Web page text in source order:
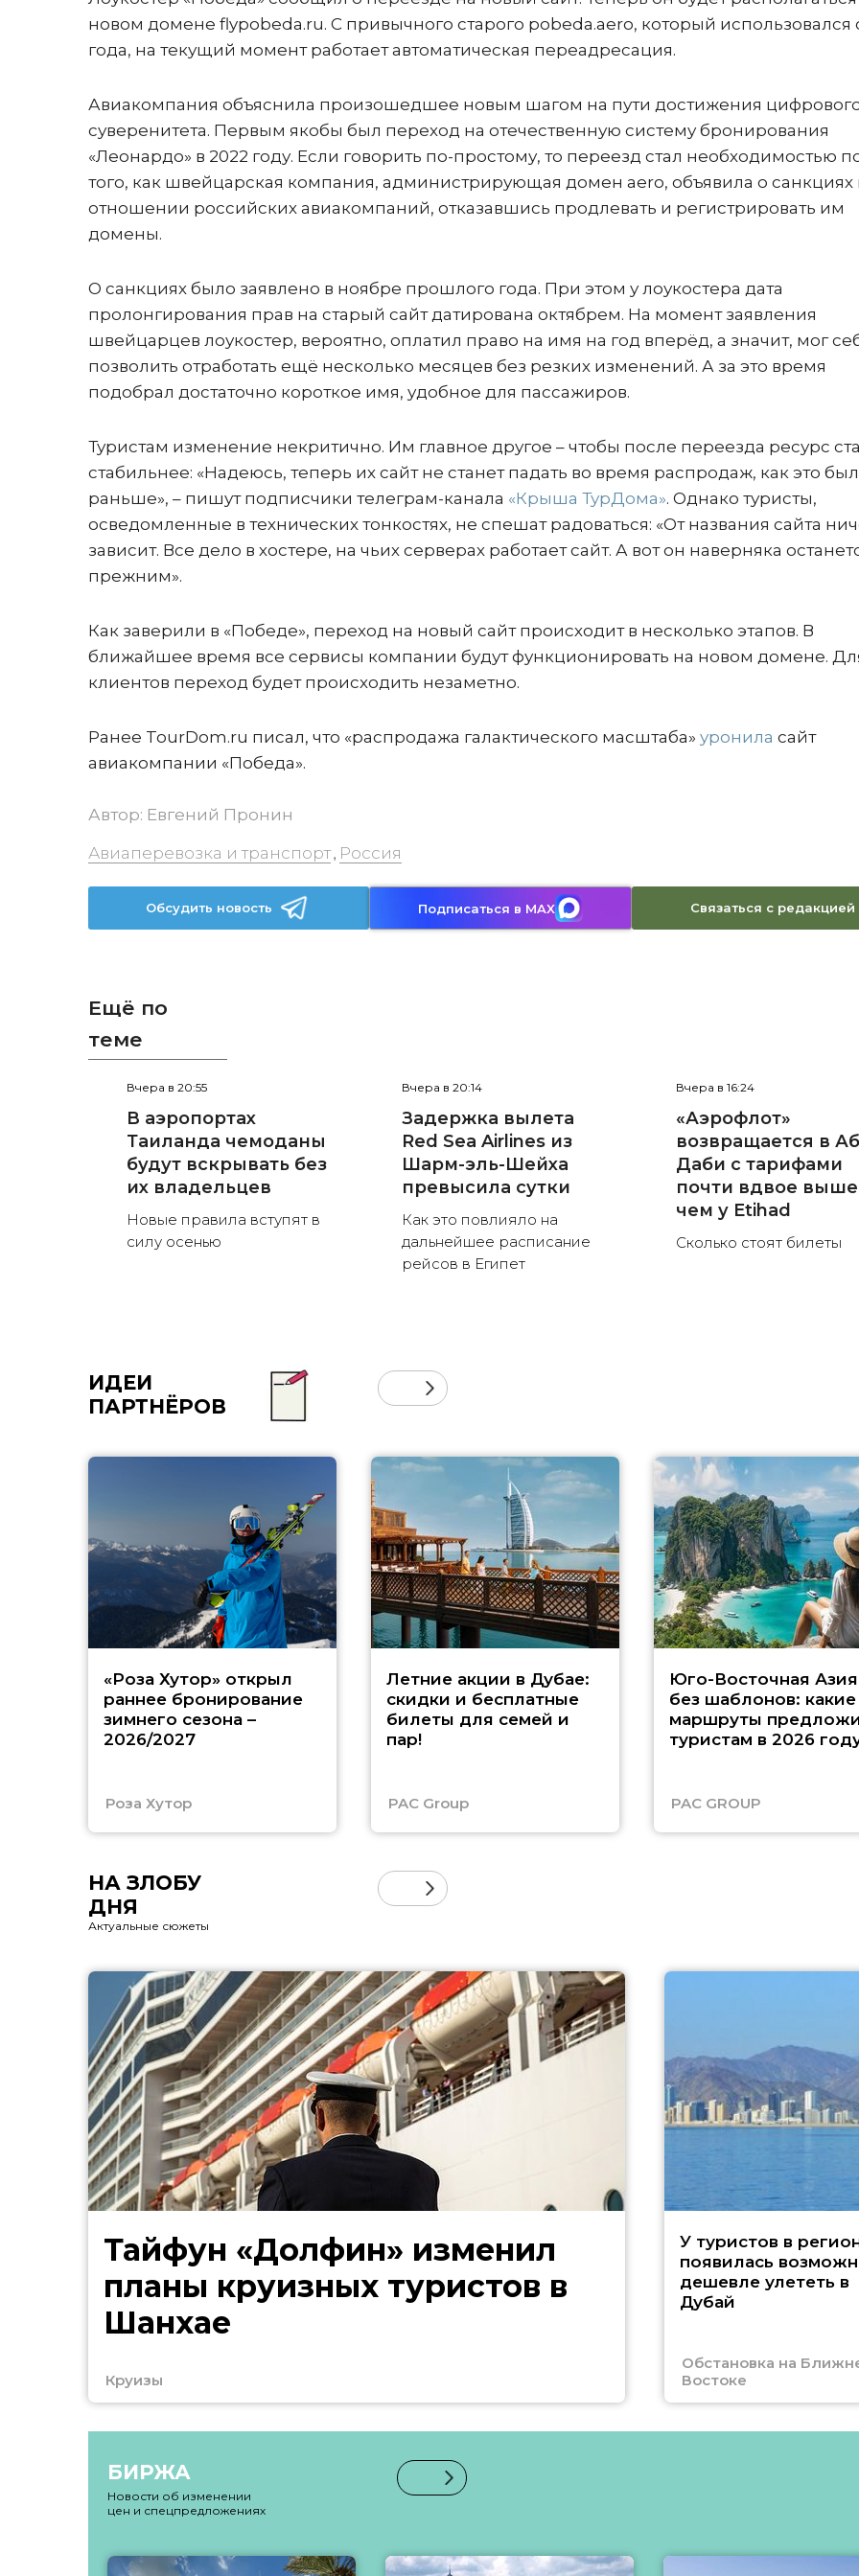
новом домене flypobeda.ru. С привычного старого pobeda.aero, который использовался
года, на текущий момент работает автоматическая переадресация.
Авиакомпания объяснила произошедшее новым шагом на пути достижения
суверенитета. Первым якобы был переход на отечественную систему бронирования
«Леонардо» в 2022 году. Если говорить по-простому, то переезд стал необходимостью
того, как швейцарская компания, администрирующая домен aero, объявила о санкциях
отношении российских авиакомпаний, отказавшись продлевать и регистрировать им
домены.
О санкциях было заявлено в ноябре прошлого года. При этом у лоукостера дата
пролонгирования прав на старый сайт датирована октябрем. На момент заявления
швейцарцев лоукостер, вероятно, оплатил право на имя на год вперёд, а значит, мог
позволить отработать ещё несколько месяцев без резких изменений. А за это время
подобрал достаточно короткое имя, удобное для пассажиров.
Туристам изменение некритично. Им главное другое – чтобы после переезда ресурс
стабильнее: «Надеюсь, теперь их сайт не станет падать во время распродаж, как это
раньше», – пишут подписчики телеграм-канала «Крыша ТурДома». Однако туристы,
осведомленные в технических тонкостях, не спешат радоваться: «От названия сайта
зависит. Все дело в хостере, на чьих серверах работает сайт. А вот он наверняка
прежним».
Как заверили в «Победе», переход на новый сайт происходит в несколько этапов. В
ближайшее время все сервисы компании будут функционировать на новом домене.
клиентов переход будет происходить незаметно.
Ранее TourDom.ru писал, что «распродажа галактического масштаба» уронила сайт
авиакомпании «Победа».
Автор: Евгений Пронин
Авиаперевозка и транспорт, Россия
Обсудить новость Подписаться в MAX Связаться с редакцией
Ещё по
теме
Вчера в 20:55
В аэропортах
Таиланда чемоданы
будут вскрывать без
их владельцев
Новые правила вступят в
силу осенью
Вчера в 20:14
Задержка вылета
Red Sea Airlines из
Шарм-эль-Шейха
превысила сутки
Как это повлияло на
дальнейшее расписание
рейсов в Египет
Вчера в 16:24
«Аэрофлот»
возвращается в
Даби с тарифами
почти вдвое
чем у Etihad
Сколько стоят билеты
ИДЕИ
ПАРТНЁРОВ
«Роза Хутор» открыл
раннее бронирование
зимнего сезона –
2026/2027
Роза Хутор
Летние акции в Дубае:
скидки и бесплатные
билеты для семей и
пар!
PAC Group
Юго-Восточная Азия
без шаблонов: какие
маршруты
туристам в 2026
PAC GROUP
НА ЗЛОБУ
ДНЯ
Актуальные сюжеты
Тайфун «Долфин» изменил
планы круизных туристов в
Шанхае
Круизы
У туристов в
появилась
дешевле улететь в
Дубай
Обстановка на
Востоке
БИРЖА
Новости об изменении
цен и спецпредложениях